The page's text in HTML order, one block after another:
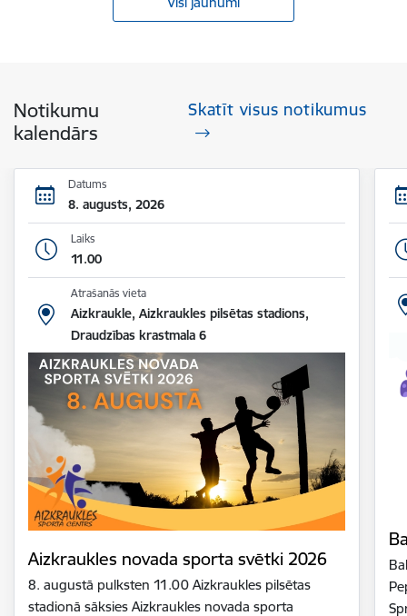
Notikumu
kalendārs
Skatīt visus notikumus
Datums
8. augusts, 2026
Laiks
11.00
Atrašanās vieta
Aizkraukle, Aizkraukles pilsētas stadions,
Draudzības krastmala 6
Aizkraukles novada sporta svētki 2026
8. augustā pulksten 11.00 Aizkraukles pilsētas
stadionā sāksies Aizkraukles novada sporta